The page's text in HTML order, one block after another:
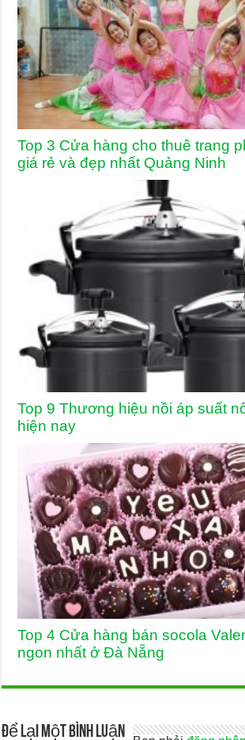
Top 3 Cửa hàng cho thuê trang
giá rẻ và đẹp nhất Quảng Ninh
Top 9 Thương hiệu nồi áp suất
hiện nay
Top 4 Cửa hàng bán socola
ngon nhất ở Đà Nẵng
Để lại một bình luận